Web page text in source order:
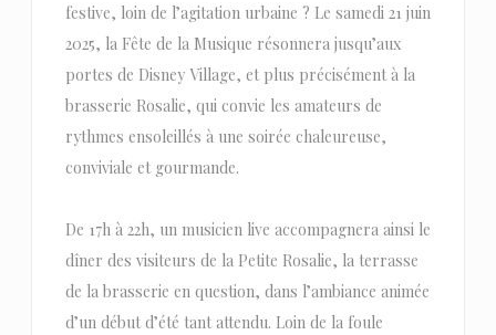
festive, loin de l’agitation urbaine ? Le samedi 21 juin
2025, la Fête de la Musique résonnera jusqu’aux
portes de Disney Village, et plus précisément à la
brasserie Rosalie, qui convie les amateurs de
rythmes ensoleillés à une soirée chaleureuse,
conviviale et gourmande.
De 17h à 22h, un musicien live accompagnera ainsi le
dîner des visiteurs de la Petite Rosalie, la terrasse
de la brasserie en question, dans l’ambiance animée
d’un début d’été tant attendu. Loin de la foule